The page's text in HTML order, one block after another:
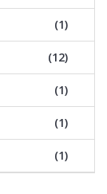
(1)
(12)
(1)
(1)
(1)